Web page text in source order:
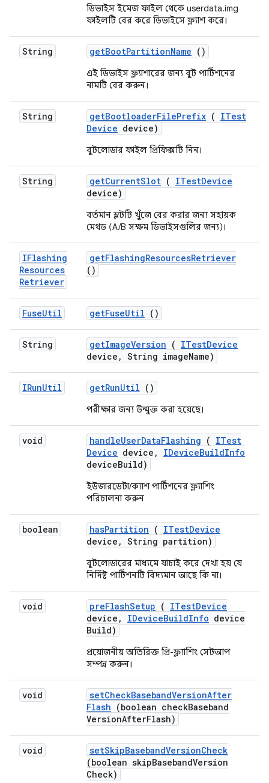
ডিভাইস ইমেজ ফাইল থেকে userdata.img
ফাইলটি বের করে ডিভাইসে ফ্ল্যাশ করে।
String getBootPartitionName ()
এই ডিভাইস ফ্ল্যাশারের জন্য বুট পার্টিশনের
নামটি বের করুন।
String getBootloaderFilePrefix ( ITest
Device device)
বুটলোডার ফাইল প্রিফিক্সটি নিন।
String getCurrentSlot ( ITestDevice
device)
বর্তমান স্লটটি খুঁজে বের করার জন্য সহায়ক
মেথড (A/B সক্ষম ডিভাইসগুলির জন্য)।
IFlashing
Resources
Retriever
getFlashingResourcesRetriever
()
FuseUtil getFuseUtil ()
String getImageVersion ( ITestDevice
device , String imageName)
IRunUtil getRunUtil ()
পরীক্ষার জন্য উন্মুক্ত করা হয়েছে।
void handleUserDataFlashing ( ITest
Device device , IDeviceBuildInfo
deviceBuild)
ইউজারডেটা/ক্যাশ পার্টিশনের ফ্ল্যাশিং
পরিচালনা করুন
boolean hasPartition ( ITestDevice
device , String partition)
বুটলোডারের মাধ্যমে যাচাই করে দেখা হয় যে
নির্দিষ্ট পার্টিশনটি বিদ্যমান আছে কি না।
void preFlashSetup ( ITestDevice
device , IDeviceBuildInfo device
Build)
প্রয়োজনীয় অতিরিক্ত প্রি-ফ্ল্যাশিং সেটআপ
সম্পন্ন করুন।
void setCheckBasebandVersionAfter
Flash (boolean checkBaseband
VersionAfterFlash)
void setSkipBasebandVersionCheck
(boolean skipBasebandVersion
Check)